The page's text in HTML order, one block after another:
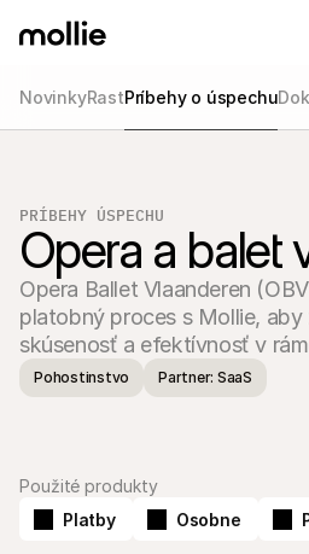
Pre agentúry
Zistite viac o našom programe
NovinkyRastPríbehy o úspechu
PRÍBEHY ÚSPECHU
Opera a balet
Opera Ballet Vlaanderen
platobný proces s Mollie,
skúsenosť a efektívnosť v
Pohostinstvo Partner: SaaS
Použité produkty
Platby
Osobne